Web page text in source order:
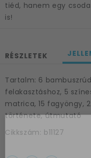
tiéd, hanem egy
is!
RÉSZLETEK
Tartalm: 6
felakasztáshoz, 5
matrica, 15 fagyöngy,
története, útmutató
Cikkszám: b11127